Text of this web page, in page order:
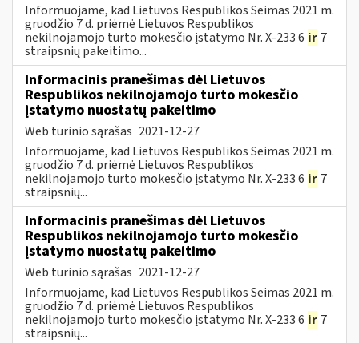
Informuojame, kad Lietuvos Respublikos Seimas 2021 m.
gruodžio 7 d. priėmė Lietuvos Respublikos
nekilnojamojo turto mokesčio įstatymo Nr. X-233 6 ir 7
straipsnių pakeitimo...
Informacinis pranešimas dėl Lietuvos
Respublikos nekilnojamojo turto mokesčio
įstatymo nuostatų pakeitimo
Web turinio sąrašas 2021-12-27
Informuojame, kad Lietuvos Respublikos Seimas 2021 m.
gruodžio 7 d. priėmė Lietuvos Respublikos
nekilnojamojo turto mokesčio įstatymo Nr. X-233 6 ir 7
straipsnių...
Informacinis pranešimas dėl Lietuvos
Respublikos nekilnojamojo turto mokesčio
įstatymo nuostatų pakeitimo
Web turinio sąrašas 2021-12-27
Informuojame, kad Lietuvos Respublikos Seimas 2021 m.
gruodžio 7 d. priėmė Lietuvos Respublikos
nekilnojamojo turto mokesčio įstatymo Nr. X-233 6 ir 7
straipsnių...